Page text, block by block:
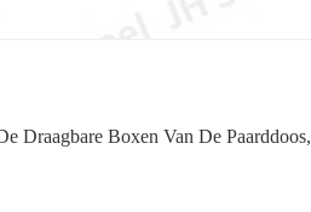
Draagbare Boxen Van De Paarddoos,